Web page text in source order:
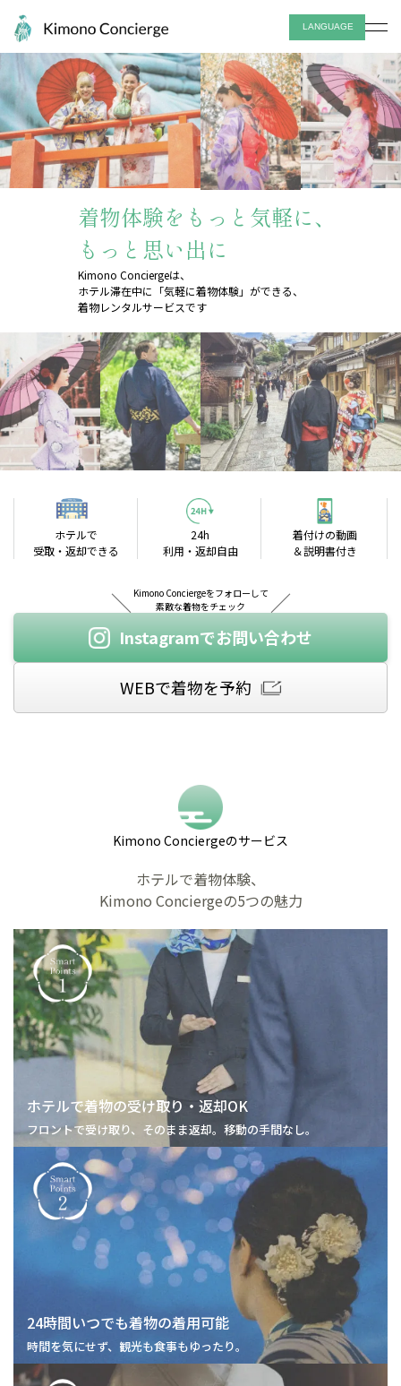
LANGUAGE
日本語
English
中文
한국어
着物体験をもっと気軽に、
もっと思い出に
Kimono Conciergeは、
ホテル滞在中に「気軽に着物体験」ができる、
着物レンタルサービスです
ホテルで
受取・返却できる
24h
利用・返却自由
着付けの動画
＆説明書付き
Kimono Conciergeをフォローして
素敵な着物をチェック
Instagramでお問い合わせ
WEBで着物を予約
Kimono Conciergeのサービス
ホテルで着物体験、
Kimono Conciergeの5つの魅力
ホテルで着物の受け取り・返却OK
フロントで受け取り、そのまま返却。移動の手間なし。
24時間いつでも着物の着用可能
時間を気にせず、観光も食事もゆったり。